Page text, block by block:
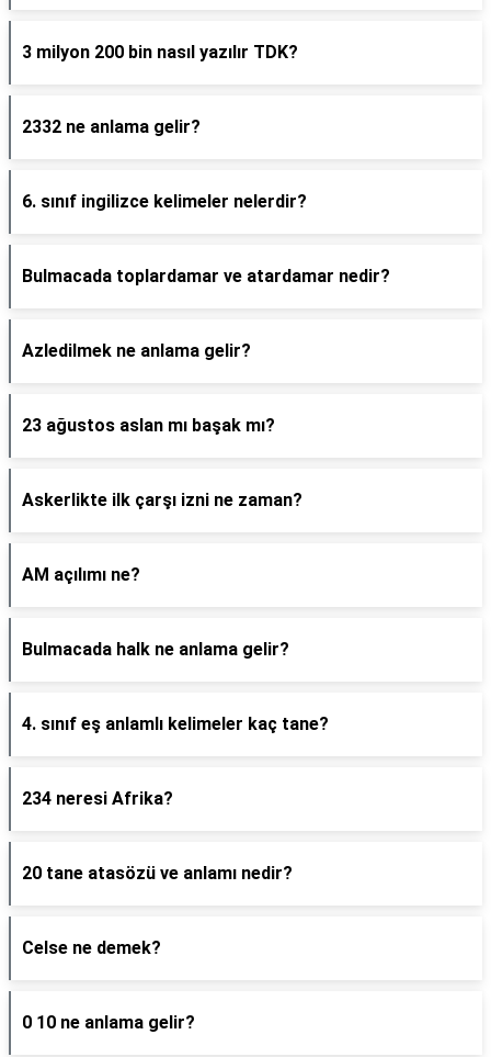
3 milyon 200 bin nasıl yazılır TDK?
2332 ne anlama gelir?
6. sınıf ingilizce kelimeler nelerdir?
Bulmacada toplardamar ve atardamar nedir?
Azledilmek ne anlama gelir?
23 ağustos aslan mı başak mı?
Askerlikte ilk çarşı izni ne zaman?
AM açılımı ne?
Bulmacada halk ne anlama gelir?
4. sınıf eş anlamlı kelimeler kaç tane?
234 neresi Afrika?
20 tane atasözü ve anlamı nedir?
Celse ne demek?
0 10 ne anlama gelir?